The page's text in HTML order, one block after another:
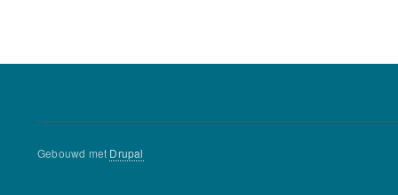
Gebouwd met Drupal